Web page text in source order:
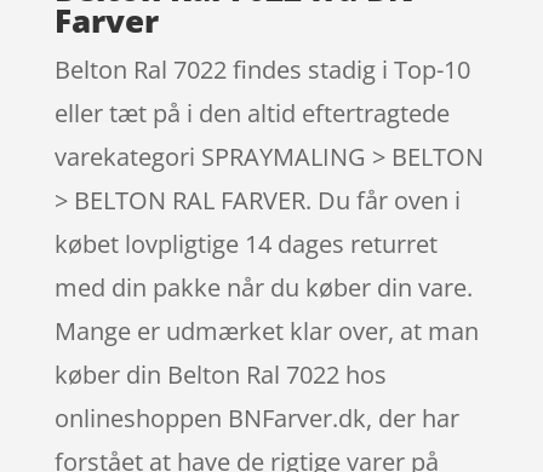
Farver
Belton Ral 7022 findes stadig i Top-10
eller tæt på i den altid eftertragtede
varekategori SPRAYMALING > BELTON
> BELTON RAL FARVER. Du får oven i
købet lovpligtige 14 dages returret
med din pakke når du køber din vare.
Mange er udmærket klar over, at man
køber din Belton Ral 7022 hos
onlineshoppen BNFarver.dk, der har
forstået at have de rigtige varer på